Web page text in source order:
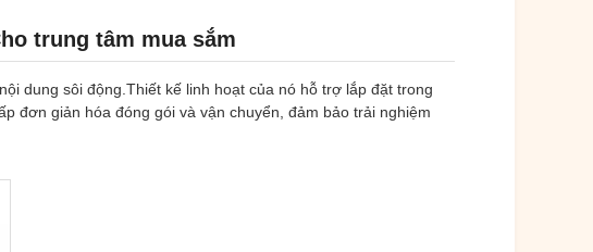
trung tâm mua sắm
dung sôi động.Thiết kế linh hoạt của nó hỗ trợ lắp đặt trong
đơn giản hóa đóng gói và vận chuyển, đảm bảo trải nghiệm